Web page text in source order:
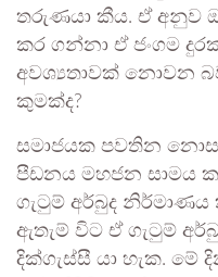
තරුණයා කීය. ඒ අනුව
කර ගන්නා ඒ ජංගම
අවශ්‍යතාවක් නොවන
කුමක්ද?
සමාජයක පවතින
පීඩනය මහජන සාමය
ගැටුම් අර්බුද නිර්මාණය
ඇතැම් විට ඒ ගැටුම්
දික්ගැස්සී යා හැක. මේ